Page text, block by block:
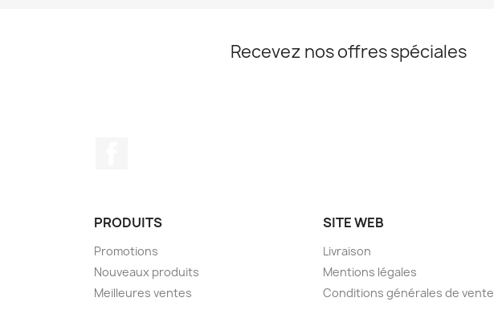
Recevez nos offres spéciales
PRODUITS
Promotions
Nouveaux produits
Meilleures ventes
SITE WEB
Livraison
Mentions légales
Conditions générales de vente